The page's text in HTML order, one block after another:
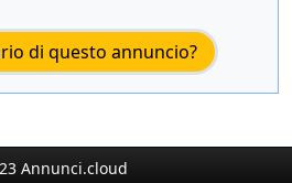
di questo annuncio?
Annunci.cloud